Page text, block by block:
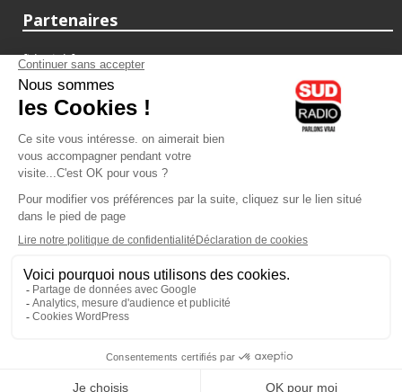
Partenaires
fiducial.fr
lyoncapitale.fr
olympique-et-lyonnais.com
L'application Iphone / Android
Téléchargez l'application
Les cookies
Gestion des cookies
Crédit photos : ©Sud Radio / Pierre Olivier
Jacques Cardoze
Noémie Halioua